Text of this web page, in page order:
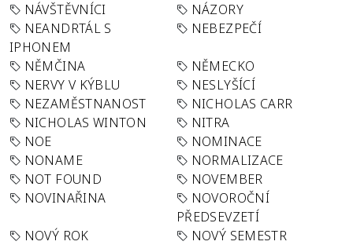
NÁVŠTĚVNÍCI
NÁZORY
NEANDRTÁL S
IPHONEM
NEBEZPEČÍ
NĚMČINA
NĚMECKO
NERVY V KÝBLU
NESLYŠÍCÍ
NEZAMĚSTNANOST
NICHOLAS CARR
NICHOLAS WINTON
NITRA
NOE
NOMINACE
NONAME
NORMALIZACE
NOT FOUND
NOVEMBER
NOVINAŘINA
NOVOROČNÍ
PŘEDSEVZETÍ
NOVÝ ROK
NOVÝ SEMESTR